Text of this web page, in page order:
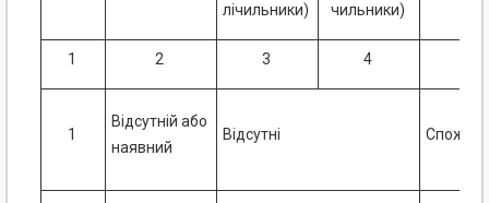
лічильники)
чильники)
1 2 3 4
1
Відсутній або
наявний
Відсутні